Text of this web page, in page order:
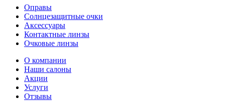
Оправы
Солнцезащитные очки
Аксессуары
Контактные линзы
Очковые линзы
О компании
Наши салоны
Акции
Услуги
Отзывы